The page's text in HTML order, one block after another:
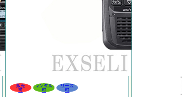
販売
可
レンタル
可
リース
可